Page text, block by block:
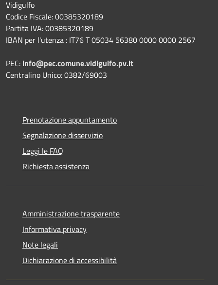
Vidigulfo
Codice Fiscale: 00385320189
Partita IVA: 00385320189
IBAN per l'utenza : IT76 T 05034 56380 0000 0000 2567
PEC: info@pec.comune.vidigulfo.pv.it
Centralino Unico: 0382/69003
Prenotazione appuntamento
Segnalazione disservizio
Leggi le FAQ
Richiesta assistenza
Amministrazione trasparente
Informativa privacy
Note legali
Dichiarazione di accessibilità